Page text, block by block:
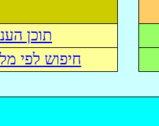
תוכן
חיפוש לפי